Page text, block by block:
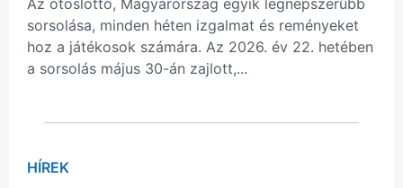
sorsolása, minden héten izgalmat és reményeket
hoz a játékosok számára. Az 2026. év 22. hetében
a sorsolás május 30-án zajlott,...
HÍREK